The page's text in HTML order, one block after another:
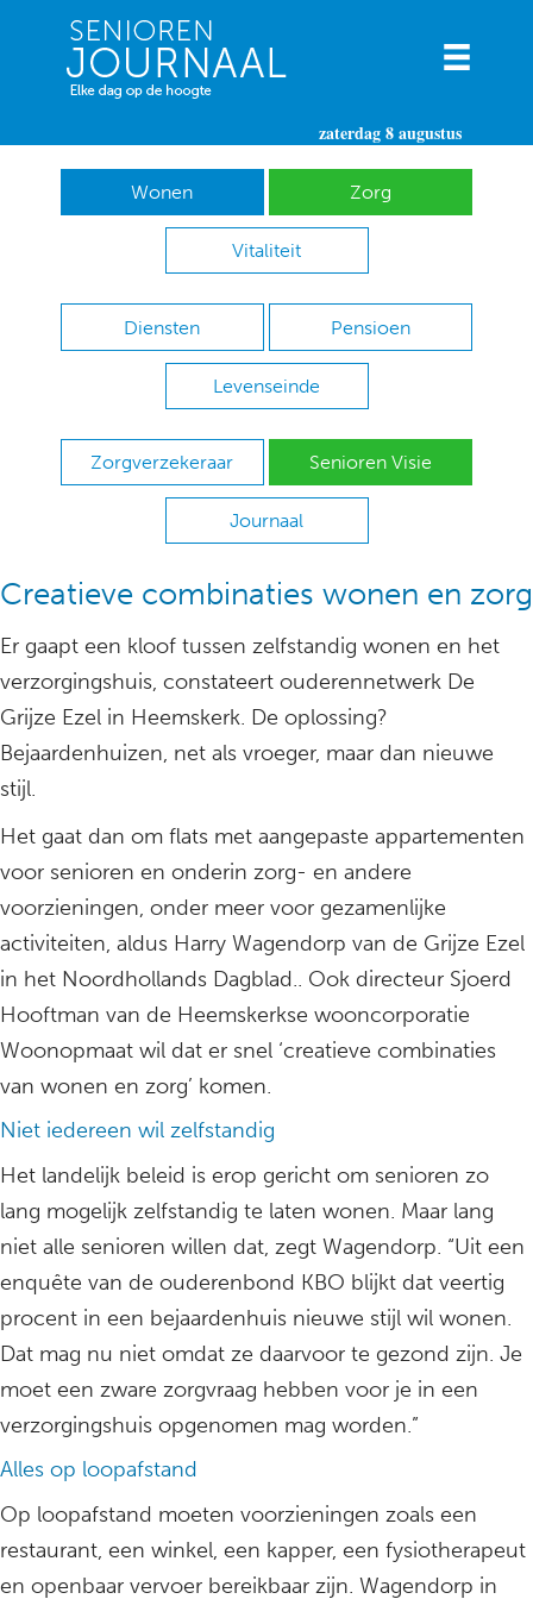
zaterdag 8 augustus
Wonen Zorg
Vitaliteit
Diensten Pensioen
Levenseinde
Zorgverzekeraar Senioren Visie
Journaal
Creatieve combinaties wonen en zorg
Er gaapt een kloof tussen zelfstandig wonen en het
verzorgingshuis, constateert ouderennetwerk De
Grijze Ezel in Heemskerk. De oplossing?
Bejaardenhuizen, net als vroeger, maar dan nieuwe
stijl.
Het gaat dan om flats met aangepaste appartementen
voor senioren en onderin zorg- en andere
voorzieningen, onder meer voor gezamenlijke
activiteiten, aldus Harry Wagendorp van de Grijze Ezel
in het Noordhollands Dagblad.. Ook directeur Sjoerd
Hooftman van de Heemskerkse wooncorporatie
Woonopmaat wil dat er snel ‘creatieve combinaties
van wonen en zorg’ komen.
Niet iedereen wil zelfstandig
Het landelijk beleid is erop gericht om senioren zo
lang mogelijk zelfstandig te laten wonen. Maar lang
niet alle senioren willen dat, zegt Wagendorp. “Uit een
enquête van de ouderenbond KBO blijkt dat veertig
procent in een bejaardenhuis nieuwe stijl wil wonen.
Dat mag nu niet omdat ze daarvoor te gezond zijn. Je
moet een zware zorgvraag hebben voor je in een
verzorgingshuis opgenomen mag worden.”
Alles op loopafstand
Op loopafstand moeten voorzieningen zoals een
restaurant, een winkel, een kapper, een fysiotherapeut
en openbaar vervoer bereikbaar zijn. Wagendorp in